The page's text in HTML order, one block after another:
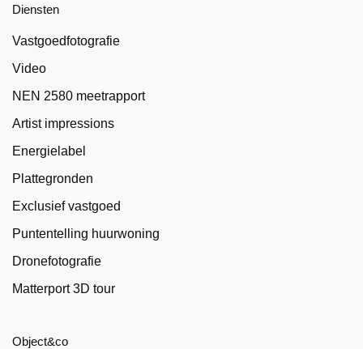
Diensten
Vastgoedfotografie
Video
NEN 2580 meetrapport
Artist impressions
Energielabel
Plattegronden
Exclusief vastgoed
Puntentelling huurwoning
Dronefotografie
Matterport 3D tour
Object&co